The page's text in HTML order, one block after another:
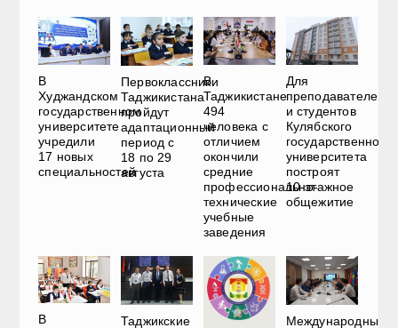
В
Худжандском
государственном
университете
учредили
17 новых
специальностей
Первоклассники
Таджикистана
пройдут
адаптационный
период с
18 по 29
августа
В
Таджикистане
494
человека с
отличием
окончили
средние
профессионально-
технические
учебные
заведения
Для
преподавателей
и студентов
Кулябского
государственного
университета
построят
10-этажное
общежитие
В
Таджикские
Международный